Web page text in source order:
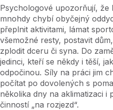
Psychologové upozorňují, že
mnohdy chybí obyčejný
přeplnit aktivitami, lámat
všemožné resty, postavit
zplodit dceru či syna. Do
jedinci, kteří se někdy i těší,
odpočinou. Síly na práci jim
počítat po dovolených s
několika dny na aklimatizaci i
činností „na rozjezd“.